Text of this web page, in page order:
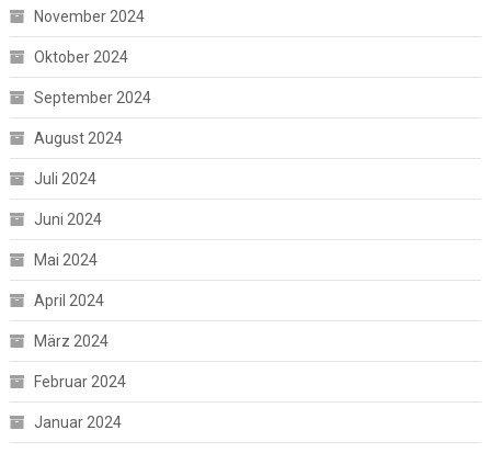
November 2024
Oktober 2024
September 2024
August 2024
Juli 2024
Juni 2024
Mai 2024
April 2024
März 2024
Februar 2024
Januar 2024